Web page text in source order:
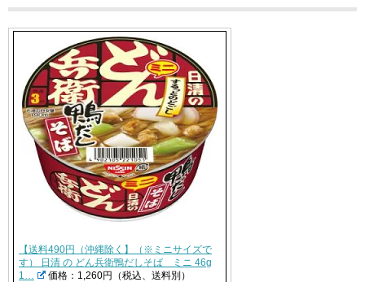
【送料490円（沖縄除く】（※ミニサイズで
す） 日清 の どん兵衛鴨だしそば ミニ 46g
1…
価格：1,260円（税込、送料別）